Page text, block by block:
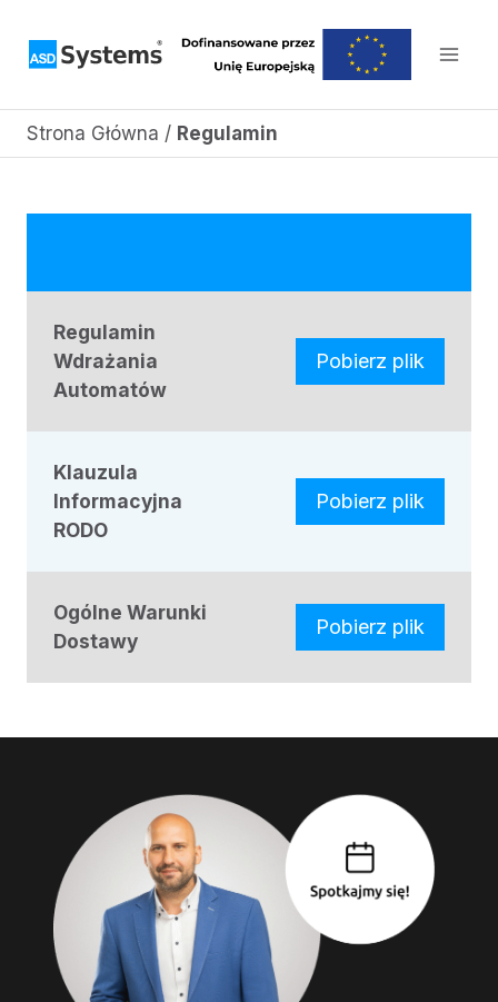
Strona Główna / Regulamin
Regulamin
Wdrażania
Automatów
Pobierz plik
Klauzula
Informacyjna
RODO
Pobierz plik
Ogólne Warunki
Dostawy
Pobierz plik